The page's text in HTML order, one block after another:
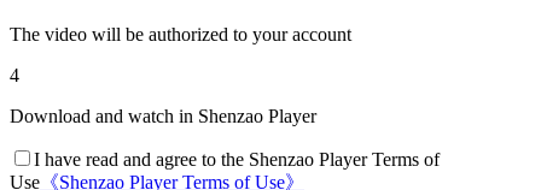
The video will be authorized to your account
4
Download and watch in Shenzao Player
I have read and agree to the Shenzao Player Terms of
Use 《Shenzao Player Terms of Use》